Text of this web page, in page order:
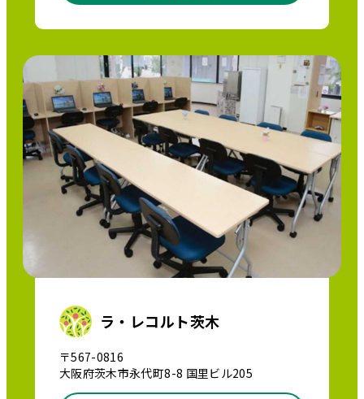
ラ・レコルト茨木
〒567-0816
大阪府茨木市永代町8-8 国里ビル205